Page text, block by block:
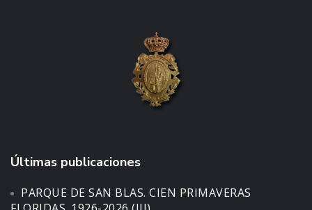
Últimas publicaciones
PARQUE DE SAN BLAS. CIEN PRIMAVERAS